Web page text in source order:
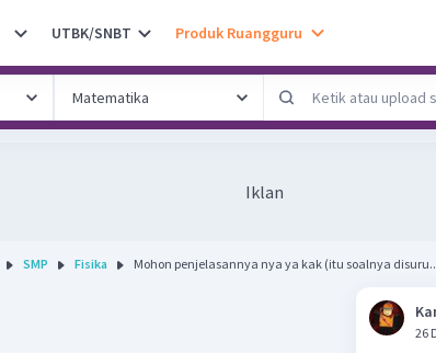
UTBK/SNBT Produk Ruangguru
Iklan
SMP Fisika Mohon penjelasannya nya ya kak (itu soalnya
26